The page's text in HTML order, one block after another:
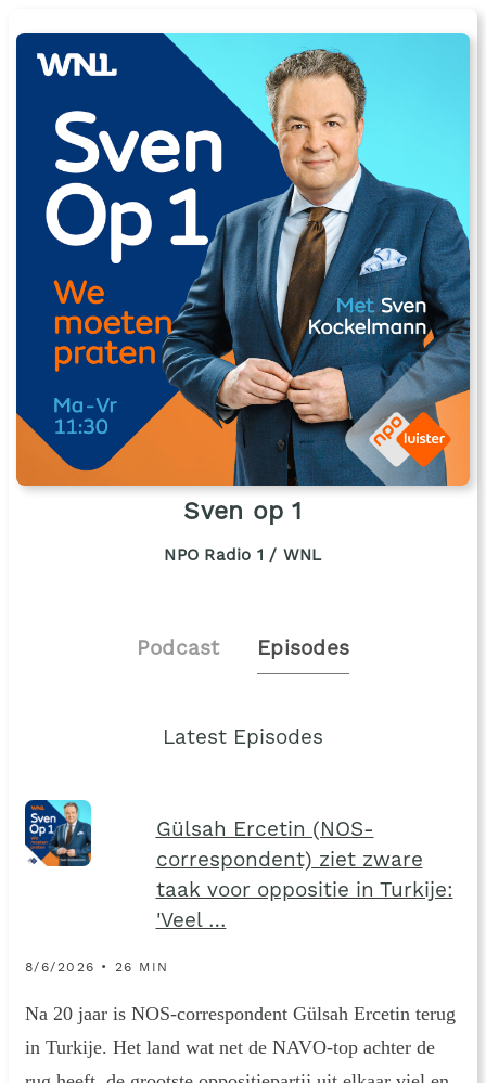
Sven op 1
NPO Radio 1 / WNL
Podcast Episodes
Latest Episodes
Gülsah Ercetin (NOS-
correspondent) ziet zware
taak voor oppositie in Turkije:
'Veel …
8/6/2026 • 26 MIN
Na 20 jaar is NOS-correspondent Gülsah Ercetin terug
in Turkije. Het land wat net de NAVO-top achter de